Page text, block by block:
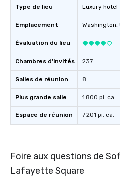
Type de lieu
Emplacement
Évaluation du lieu
Chambres d'invités
Salles de réunion
Plus grande salle
Espace de réunion
Luxury hotel
Washington,
237
8
1 800 pi. ca.
7 201 pi. ca.
Foire aux questions de
Lafayette Square